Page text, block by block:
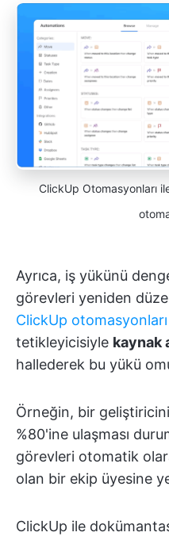
ClickUp Otomasyonları
Ayrıca, iş yükünü
görevleri yeniden
ClickUp otomasyonları
tetikleyicisiyle kaynak
hallederek bu yükü
Örneğin, bir
%80'ine ulaşması
görevleri otomatik
olan bir ekip üyesine
ClickUp ile